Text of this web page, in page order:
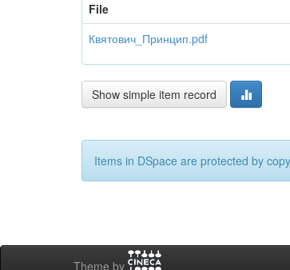
File
Квятович_Принцип.pdf
Show simple item record
Items in DSpace are protected by
Theme by